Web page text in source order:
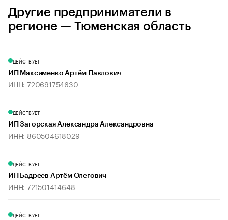
Другие предприниматели в
регионе — Тюменская область
ДЕЙСТВУЕТ
ИП Максименко Артём Павлович
ИНН: 720691754630
ДЕЙСТВУЕТ
ИП Загорская Александра Александровна
ИНН: 860504618029
ДЕЙСТВУЕТ
ИП Бадреев Артём Олегович
ИНН: 721501414648
ДЕЙСТВУЕТ